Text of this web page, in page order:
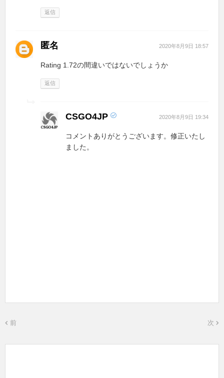
返信
匿名 2020年8月9日 18:57
Rating 1.72の間違いではないでしょうか
返信
CSGO4JP 2020年8月9日 19:34
コメントありがとうございます。修正いたし
ました。
前 次